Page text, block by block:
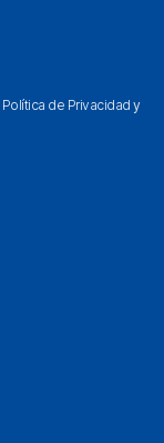
Política de Privacidad y